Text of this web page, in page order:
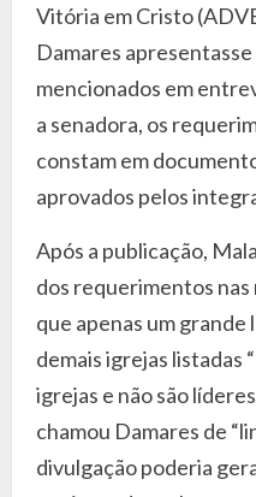
Vitória em Cristo
Damares
mencionados em
a senadora, os
constam em
aprovados pelos
Após a publicação,
dos requerimentos
que apenas um grande
demais igrejas listadas
igrejas e não são
chamou Damares de
divulgação poderia